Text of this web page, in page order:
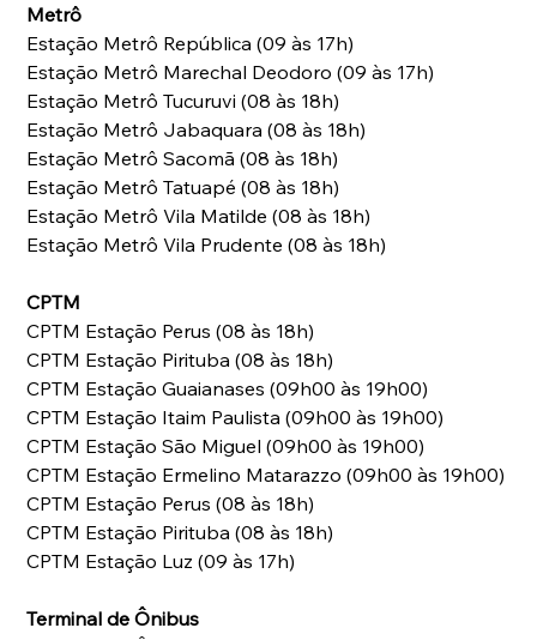
Metrô
Estação Metrô República (09 às 17h)
Estação Metrô Marechal Deodoro (09 às 17h)
Estação Metrô Tucuruvi (08 às 18h)
Estação Metrô Jabaquara (08 às 18h)
Estação Metrô Sacomã (08 às 18h)
Estação Metrô Tatuapé (08 às 18h)
Estação Metrô Vila Matilde (08 às 18h)
Estação Metrô Vila Prudente (08 às 18h)
CPTM
CPTM Estação Perus (08 às 18h)
CPTM Estação Pirituba (08 às 18h)
CPTM Estação Guaianases (09h00 às 19h00)
CPTM Estação Itaim Paulista (09h00 às 19h00)
CPTM Estação São Miguel (09h00 às 19h00)
CPTM Estação Ermelino Matarazzo (09h00 às 19h00)
CPTM Estação Perus (08 às 18h)
CPTM Estação Pirituba (08 às 18h)
CPTM Estação Luz (09 às 17h)
Terminal de Ônibus